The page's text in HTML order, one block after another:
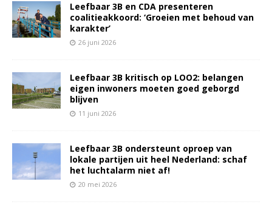
Leefbaar 3B en CDA presenteren
coalitieakkoord: ‘Groeien met behoud van
karakter’
26 juni 2026
Leefbaar 3B kritisch op LOO2: belangen
eigen inwoners moeten goed geborgd
blijven
11 juni 2026
Leefbaar 3B ondersteunt oproep van
lokale partijen uit heel Nederland: schaf
het luchtalarm niet af!
20 mei 2026